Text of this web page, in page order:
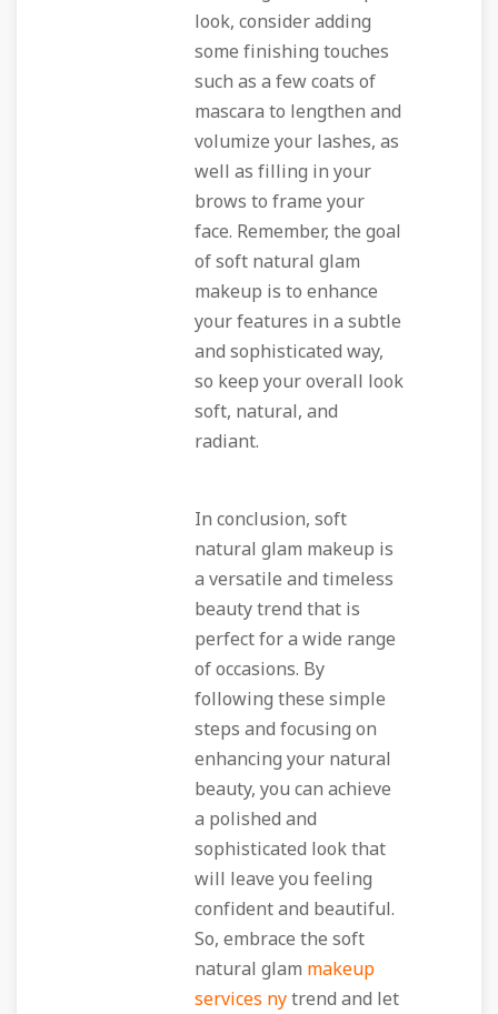
look, consider adding
some finishing touches
such as a few coats of
mascara to lengthen and
volumize your lashes, as
well as filling in your
brows to frame your
face. Remember, the goal
of soft natural glam
makeup is to enhance
your features in a subtle
and sophisticated way,
so keep your overall look
soft, natural, and
radiant.
In conclusion, soft
natural glam makeup is
a versatile and timeless
beauty trend that is
perfect for a wide range
of occasions. By
following these simple
steps and focusing on
enhancing your natural
beauty, you can achieve
a polished and
sophisticated look that
will leave you feeling
confident and beautiful.
So, embrace the soft
natural glam makeup
services nytrend and let